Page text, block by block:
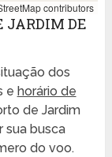
contributors
JARDIM DE
dos
e horário de
de Jardim
sua busca
do voo.